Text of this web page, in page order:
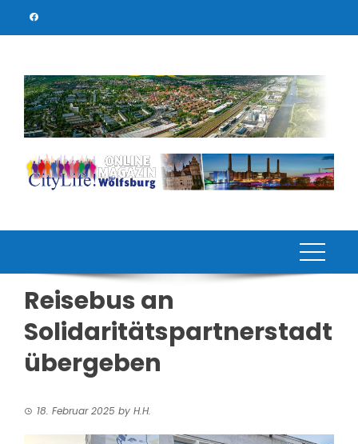
Reisebus an
Solidaritätspartnerstadt
übergeben
18. Februar 2025 by H.H.